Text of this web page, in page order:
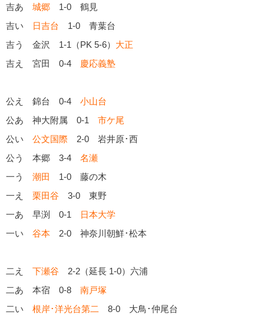
吉あ 城郷 1-0 鶴見
吉い
日吉台 1-0 青葉台
吉う 金沢 1-1（PK 5-6） 大正
吉え 宮田 0-4
慶応義塾
公え 錦台 0-4 小山台
公あ 神大附属 0-1 市ケ尾
公い 公文国際 2-0 岩井原･西
公う 本郷 3-4 名瀬
一う 潮田
1-0 藤の木
一え 栗田谷 3-0 東野
一あ 早渕 0-1
日本大学
一い 谷本 2-0 神奈川朝鮮･松本
二え 下瀬谷 2-2（延長 1-0）六浦
二あ 本宿 0-8 南戸塚
二い 根岸･洋光台第二
8-0 大鳥･仲尾台